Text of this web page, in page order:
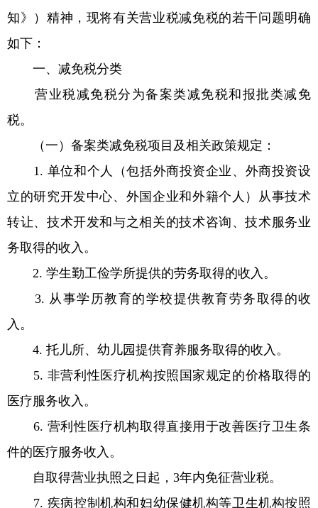
知》）精神，现将有关营业税减免税的若干问题明确
如下：
一、减免税分类
营业税减免税分为备案类减免税和报批类减免
税。
（一）备案类减免税项目及相关政策规定：
1. 单位和个人（包括外商投资企业、外商投资设
立的研究开发中心、外国企业和外籍个人）从事技术
转让、技术开发和与之相关的技术咨询、技术服务业
务取得的收入。
2. 学生勤工俭学所提供的劳务取得的收入。
3. 从事学历教育的学校提供教育劳务取得的收
入。
4. 托儿所、幼儿园提供育养服务取得的收入。
5. 非营利性医疗机构按照国家规定的价格取得的
医疗服务收入。
6. 营利性医疗机构取得直接用于改善医疗卫生条
件的医疗服务收入。
自取得营业执照之日起，3年内免征营业税。
7. 疾病控制机构和妇幼保健机构等卫生机构按照